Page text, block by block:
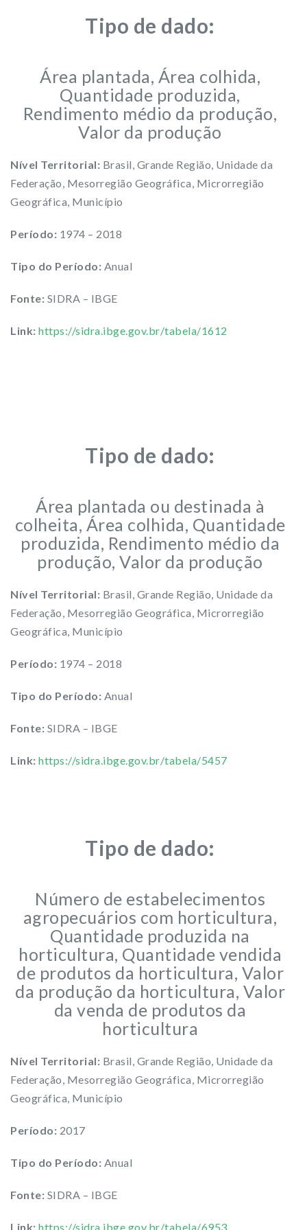
Tipo de dado:
Área plantada, Área colhida,
Quantidade produzida,
Rendimento médio da produção,
Valor da produção
Nível Territorial: Brasil, Grande Região, Unidade da
Federação, Mesorregião Geográfica, Microrregião
Geográfica, Município
Período: 1974 – 2018
Tipo do Período: Anual
Fonte: SIDRA – IBGE
Link: https://sidra.ibge.gov.br/tabela/1612
Tipo de dado:
Área plantada ou destinada à
colheita, Área colhida, Quantidade
produzida, Rendimento médio da
produção, Valor da produção
Nível Territorial: Brasil, Grande Região, Unidade da
Federação, Mesorregião Geográfica, Microrregião
Geográfica, Município
Período: 1974 – 2018
Tipo do Período: Anual
Fonte: SIDRA – IBGE
Link: https://sidra.ibge.gov.br/tabela/5457
Tipo de dado:
Número de estabelecimentos
agropecuários com horticultura,
Quantidade produzida na
horticultura, Quantidade vendida
de produtos da horticultura, Valor
da produção da horticultura, Valor
da venda de produtos da
horticultura
Nível Territorial: Brasil, Grande Região, Unidade da
Federação, Mesorregião Geográfica, Microrregião
Geográfica, Município
Período: 2017
Tipo do Período: Anual
Fonte: SIDRA – IBGE
Link: https://sidra.ibge.gov.br/tabela/6953